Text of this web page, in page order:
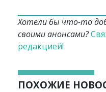
Хотели бы что-то
своими анонсами?
редакцией!
ПОХОЖИЕ